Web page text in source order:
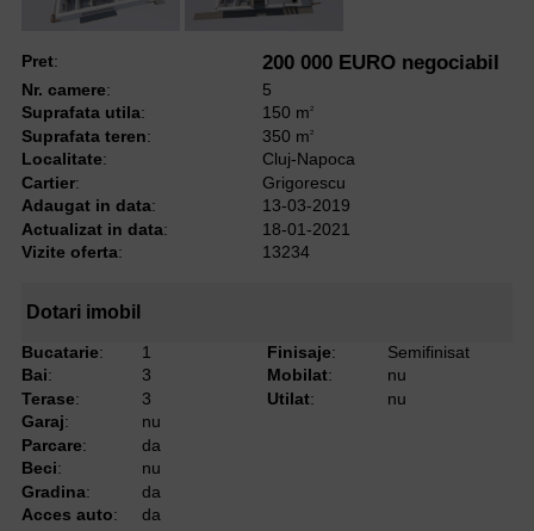
Pret: 200 000 EURO negociabil
Nr. camere:
5
Suprafata utila: 150 m2
Suprafata teren: 350 m2
Localitate:
Cluj-Napoca
Cartier:
Grigorescu
Adaugat in data:
13-03-2019
Actualizat in data:
18-01-2021
Vizite oferta: 13234
Dotari imobil
Bucatarie:
1
Bai:
3
Terase:
3
Garaj:
nu
Parcare:
da
Beci:
nu
Gradina:
da
Acces auto: da
Finisaje:
Semifinisat
Mobilat:
nu
Utilat: nu